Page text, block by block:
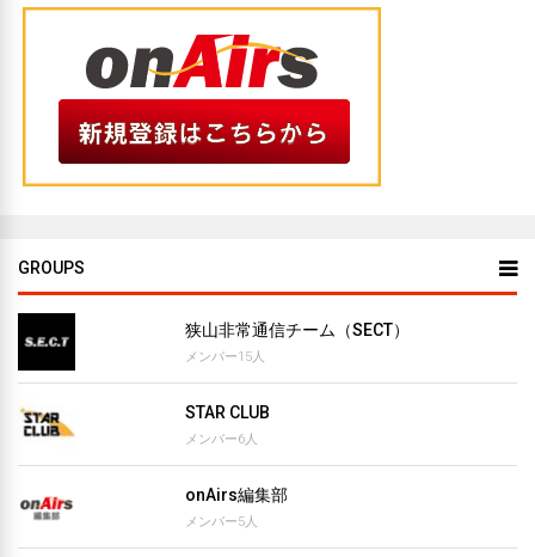
GROUPS
狭山非常通信チーム（SECT）
メンバー15人
STAR CLUB
メンバー6人
onAirs編集部
メンバー5人